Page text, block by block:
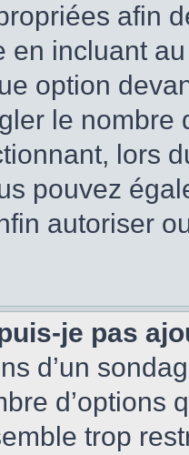
afin
en incluant
option
le nombre
lors
pouvez
autoriser
je pas
d’un
d’options
trop